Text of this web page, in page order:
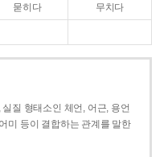
묻히다 무치다
질 형태소인 체언, 어근, 용언
미 등이 결합하는 관계를 말한